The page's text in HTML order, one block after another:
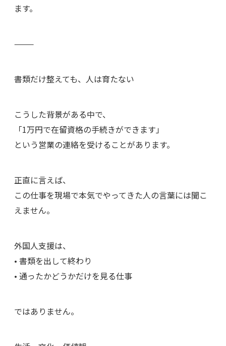
ます。
⸻
書類だけ整えても、人は育たない
こうした背景がある中で、
「1万円で在留資格の手続きができます」
という営業の連絡を受けることがあります。
正直に言えば、
この仕事を現場で本気でやってきた人の言葉には聞こ
えません。
外国人支援は、
• 書類を出して終わり
• 通ったかどうかだけを見る仕事
ではありません。